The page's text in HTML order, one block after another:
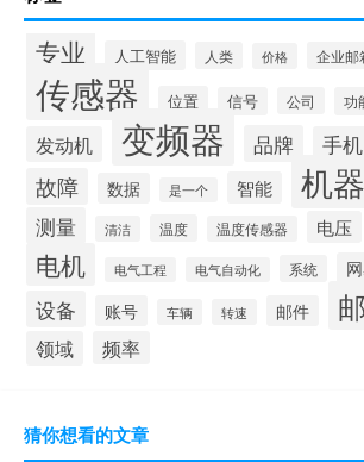
专业 人工智能 人类 价格 企业邮
传感器 位置 信号 公司 功
发动机 变频器 品牌 手机
故障 数据 是一个 智能 机
测量 清洁 温度 温度传感器 电压
电机 电气工程 电气自动化 系统
设备 账号 车辆 转速 邮件
领域 频率
猜你想看的文章